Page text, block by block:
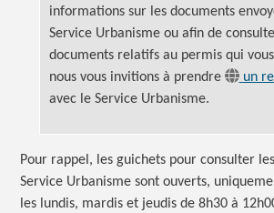
informations sur les documents
Service Urbanisme ou afin de
documents relatifs au permis qui
nous vous invitions à prendre
un
avec le Service Urbanisme.
Pour rappel, les guichets pour consulter
Service Urbanisme sont ouverts,
les lundis, mardis et jeudis de 8h30 à